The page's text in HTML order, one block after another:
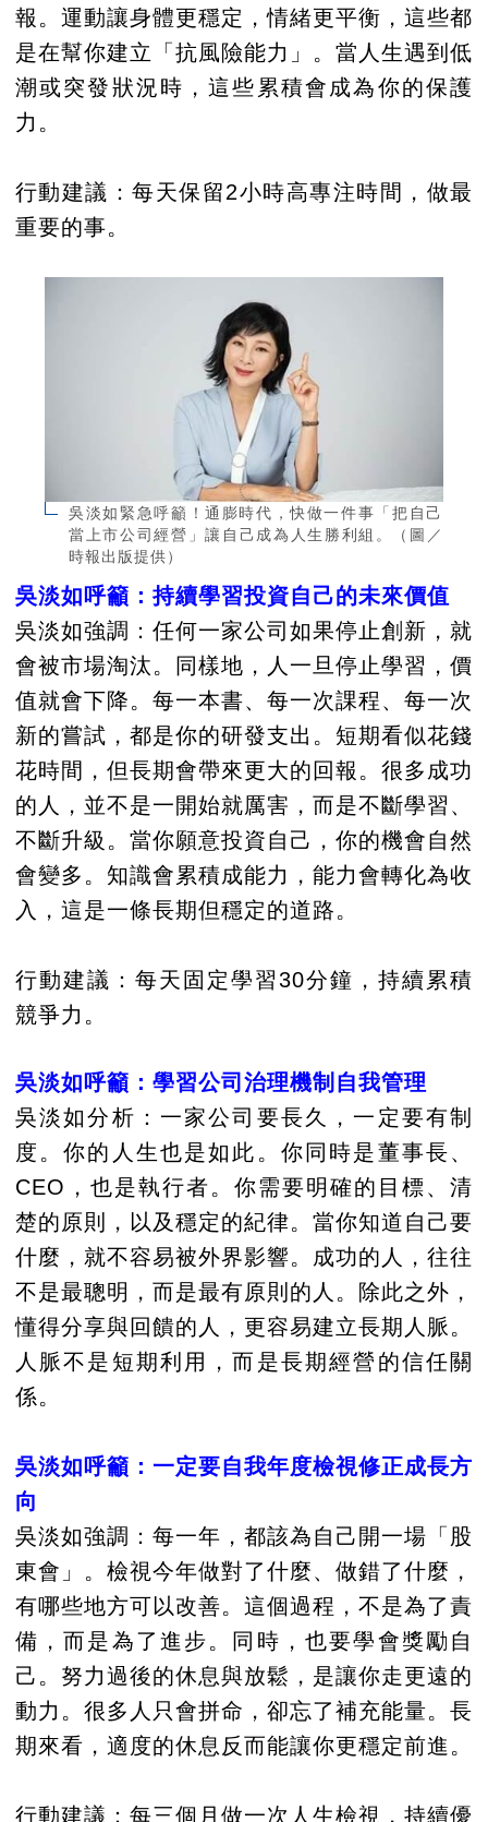
報。運動讓身體更穩定，情緒更平衡，這些都
是在幫你建立「抗風險能力」。當人生遇到低
潮或突發狀況時，這些累積會成為你的保護
力。
行動建議：每天保留2小時高專注時間，做最
重要的事。
吳淡如緊急呼籲！通膨時代，快做一件事「把自己
當上市公司經營」讓自己成為人生勝利組。（圖／
時報出版提供）
吳淡如呼籲：持續學習投資自己的未來價值
吳淡如強調：任何一家公司如果停止創新，就
會被市場淘汰。同樣地，人一旦停止學習，價
值就會下降。每一本書、每一次課程、每一次
新的嘗試，都是你的研發支出。短期看似花錢
花時間，但長期會帶來更大的回報。很多成功
的人，並不是一開始就厲害，而是不斷學習、
不斷升級。當你願意投資自己，你的機會自然
會變多。知識會累積成能力，能力會轉化為收
入，這是一條長期但穩定的道路。
行動建議：每天固定學習30分鐘，持續累積
競爭力。
吳淡如呼籲：學習公司治理機制自我管理
吳淡如分析：一家公司要長久，一定要有制
度。你的人生也是如此。你同時是董事長、
CEO，也是執行者。你需要明確的目標、清
楚的原則，以及穩定的紀律。當你知道自己要
什麼，就不容易被外界影響。成功的人，往往
不是最聰明，而是最有原則的人。除此之外，
懂得分享與回饋的人，更容易建立長期人脈。
人脈不是短期利用，而是長期經營的信任關
係。
吳淡如呼籲：一定要自我年度檢視修正成長方
向
吳淡如強調：每一年，都該為自己開一場「股
東會」。檢視今年做對了什麼、做錯了什麼，
有哪些地方可以改善。這個過程，不是為了責
備，而是為了進步。同時，也要學會獎勵自
己。努力過後的休息與放鬆，是讓你走更遠的
動力。很多人只會拼命，卻忘了補充能量。長
期來看，適度的休息反而能讓你更穩定前進。
行動建議：每三個月做一次人生檢視，持續優